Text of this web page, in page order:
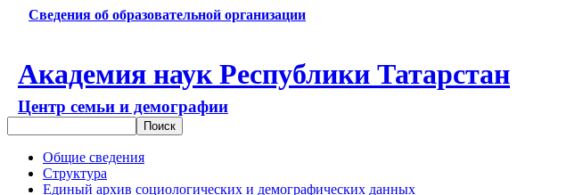
Сведения об образовательной организации
Академия наук Республики Татарстан
Центр семьи и демографии
Общие сведения
Структура
Единый архив социологических и демографических данных